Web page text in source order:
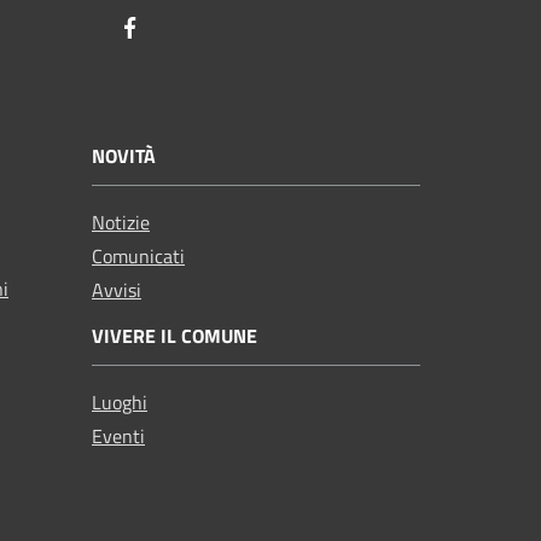
NOVITÀ
Notizie
Comunicati
Avvisi
VIVERE IL COMUNE
Luoghi
Eventi